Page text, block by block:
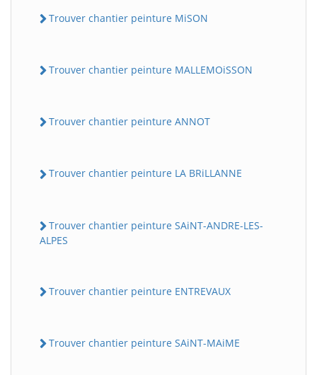
Trouver chantier peinture MiSON
Trouver chantier peinture MALLEMOiSSON
Trouver chantier peinture ANNOT
Trouver chantier peinture LA BRiLLANNE
Trouver chantier peinture SAiNT-ANDRE-LES-
ALPES
Trouver chantier peinture ENTREVAUX
Trouver chantier peinture SAiNT-MAiME